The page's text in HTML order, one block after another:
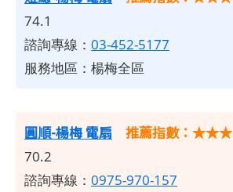
74.1
諮詢專線： 03-452-5177
服務地區：楊梅全區
圓順-楊梅 電扇 推薦指數：★★★
70.2
諮詢專線： 0975-970-157